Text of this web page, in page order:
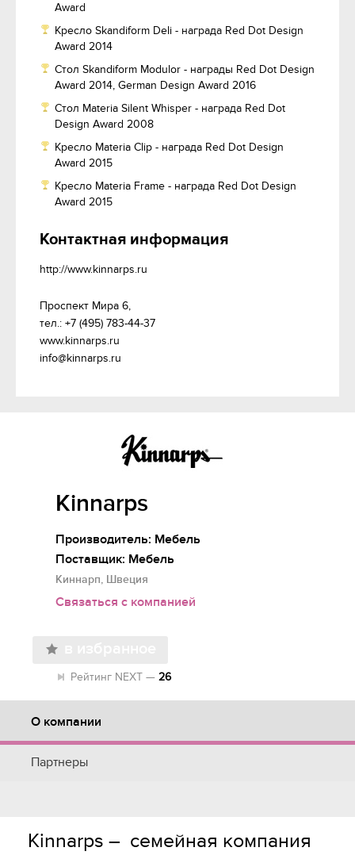
Award
Кресло Skandiform Deli - награда Red Dot Design
Award 2014
Стол Skandiform Modulor - награды Red Dot Design
Award 2014, German Design Award 2016
Стол Materia Silent Whisper - награда Red Dot
Design Award 2008
Кресло Materia Clip - награда Red Dot Design
Award 2015
Кресло Materia Frame - награда Red Dot Design
Award 2015
Контактная информация
http://www.kinnarps.ru
Проспект Мира 6,
тел.: +7 (495) 783-44-37
www.kinnarps.ru
info@kinnarps.ru
Kinnarps
Производитель: Мебель
Поставщик: Мебель
Киннарп, Швеция
Связаться с компанией
Рейтинг NEXT — 26
О компании
Партнеры
Kinnarps –  семейная компания